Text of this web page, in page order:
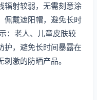
辐射较弱，无需刻意涂
佩戴遮阳帽，避免长时
：老人、儿童皮肤较
护，避免长时间暴露在
激的防晒产品。